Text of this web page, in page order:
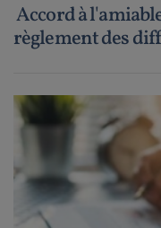
Accord à
règlement des